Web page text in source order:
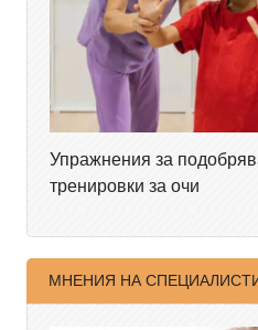
Упражнения за
тренировки за очи
МНЕНИЯ НА